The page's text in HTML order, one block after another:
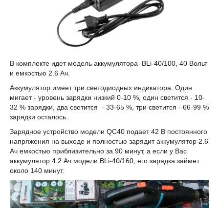
В комплекте идет модель аккумулятора BLi-40/100, 40 Вольт
и емкостью 2.6 Ач.
Аккумулятор имеет три светодиодных индикатора. Один
мигает - уровень зарядки низкий 0-10 %, один светится - 10-
32 % зарядки, два светится - 33-65 %, три светится - 66-99 %
зарядки осталось.
Зарядное устройство модели QC40 подает 42 В постоянного
напряжения на выходе и полностью зарядит аккумулятор 2.6
Ач емкостью приблизительно за 90 минут, а если у Вас
аккумулятор 4.2 Ач модели BLi-40/160, его зарядка займет
около 140 минут.